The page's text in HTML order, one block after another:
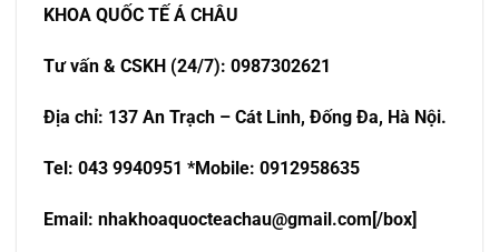
KHOA QUỐC TẾ Á CHÂU
Tưvấn & CSKH (24/7): 0987302621
Địa chỉ: 137 An Trạch – Cát Linh, Đống Đa, Hà Nội.
Tel: 043 9940951 *Mobile: 0912958635
Email: nhakhoaquocteachau@gmail.com [/box]